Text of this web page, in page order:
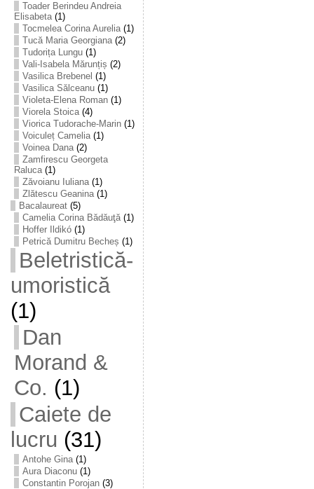
Toader Berindeu Andreia
Elisabeta(1)
Tocmelea Corina Aurelia(1)
Tucă Maria Georgiana(2)
Tudorița Lungu(1)
Vali-Isabela Mărunțiș (2)
Vasilica Brebenel (1)
Vasilica Sălceanu(1)
Violeta-Elena Roman(1)
Viorela Stoica(4)
Viorica Tudorache-Marin(1)
Voiculeț Camelia(1)
Voinea Dana(2)
Zamfirescu Georgeta
Raluca(1)
Zăvoianu Iuliana(1)
Zlătescu Geanina(1)
Bacalaureat(5)
Camelia Corina Bădăuţă(1)
Hoffer Ildikó(1)
Petrică Dumitru Becheș (1)
Beletristică-
umoristică
(1)
Dan
Morand &
Co. (1)
Caiete de
lucru (31)
Antohe Gina(1)
Aura Diaconu(1)
Constantin Porojan(3)